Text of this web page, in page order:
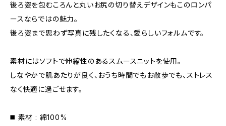
後ろ姿を包むころんと丸いお尻の切り替えデザインもこのロンパ
ースならではの魅力。
後ろ姿まで思わず写真に残したくなる、愛らしいフォルムです。
素材にはソフトで伸縮性のあるスムースニットを使用。
しなやかで肌あたりが良く、おうち時間でもお散歩でも、ストレス
なく快適に過ごせます。
◼️ 素材 : 綿100%